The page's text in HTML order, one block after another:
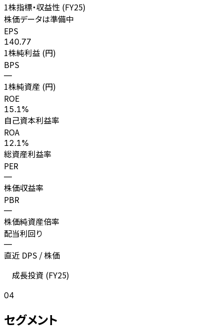
1株指標・収益性 (FY25)
株価データは準備中
EPS
140.77
1株純利益 (円)
BPS
—
1株純資産 (円)
ROE
15.1%
自己資本利益率
ROA
12.1%
総資産利益率
PER
—
株価収益率
PBR
—
株価純資産倍率
配当利回り
—
直近 DPS / 株価
成長投資 (FY25)
04
セグメント